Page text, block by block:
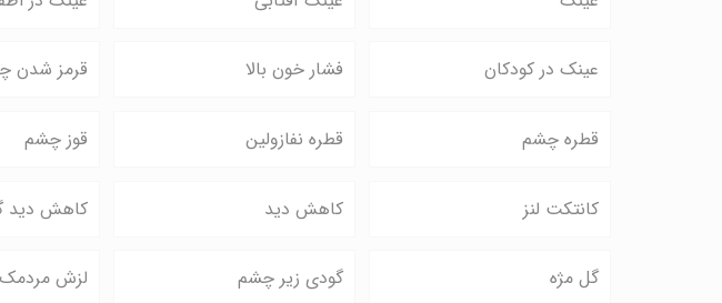
عینک در کودکان فشار خون بالا قرمز شدن
قطره چشم قطره نفازولین قوز چشم
کانتکت لنز کاهش دید کاهش دید
گل مژه گودی زیر چشم لزش مردمک